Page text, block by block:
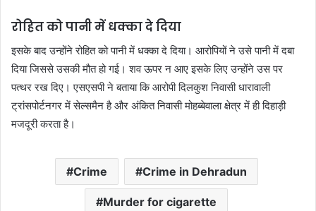
रोहित को पानी में धक्का दे दिया
इसके बाद उन्होंने रोहित को पानी में धक्का दे दिया। आरोपियों ने उसे पानी में दबा
दिया जिससे उसकी मौत हो गई। शव ऊपर न आए इसके लिए उन्होंने उस पर
पत्थर रख दिए। एसएसपी ने बताया कि आरोपी दिलकुश निवासी धारावाली
ट्रांसपोर्टनगर में सेल्समैन है और अंकित निवासी मोहब्बेवाला क्षेत्र में ही दिहाड़ी
मजदूरी करता है।
Crime Crime in Dehradun
Murder for cigarette